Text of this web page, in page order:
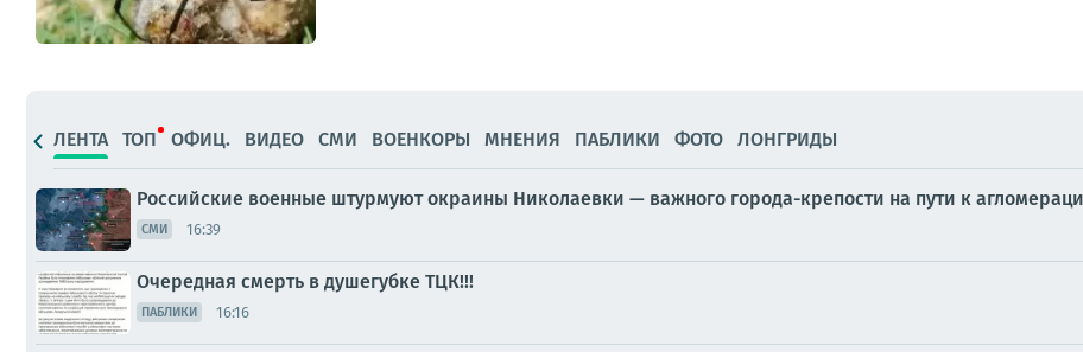
ЛЕНТА ТОП ОФИЦ. ВИДЕО СМИ ВОЕНКОРЫ МНЕНИЯ ПАБЛИКИ ФОТО ЛОНГРИДЫ
Российские военные штурмуют окраины Николаевки — важного города-крепости на пути к
СМИ 16:39
Очередная смерть в душегубке ТЦК!!!
ПАБЛИКИ 16:16